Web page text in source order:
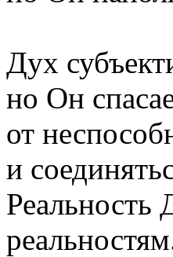
Дух
но Он
от
и
Реальность